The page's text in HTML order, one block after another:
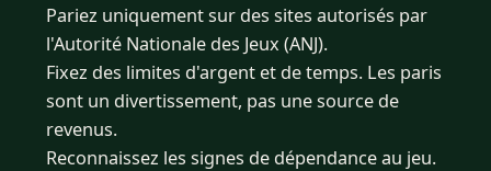
Pariez uniquement sur des sites autorisés par
l'Autorité Nationale des Jeux (ANJ).
Fixez des limites d'argent et de temps. Les paris
sont un divertissement, pas une source de
revenus.
Reconnaissez les signes de dépendance au jeu.